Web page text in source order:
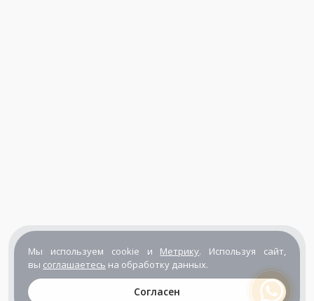
Мы используем cookie и Метрику. Используя сайт,
вы соглашаетесь на обработку данных.
Согласен